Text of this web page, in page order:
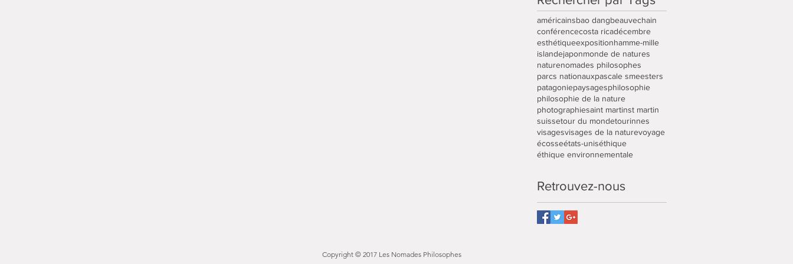
américainsbao dangbeauvechain
conférencecosta ricadécembre
esthétiqueexpositionhamme-mille
islandejaponmonde de natures
naturenomades philosophes
parcs nationauxpascale smeesters
patagoniepaysagesphilosophie
philosophie de la nature
photographiesaint martinst martin
suissetour du mondetourinnes
visagesvisages de la naturevoyage
écosseétats-uniséthique
éthique environnementale
Retrouvez-nous
Copyright © 2017 Les Nomades Philosophes